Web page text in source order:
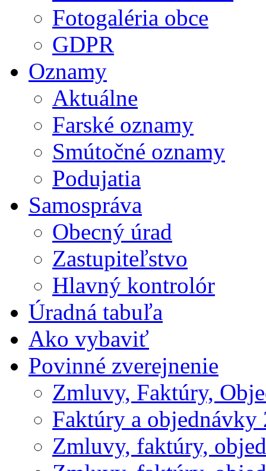
Fotogaléria obce
GDPR
Oznamy
Aktuálne
Farské oznamy
Smútočné oznamy
Podujatia
Samospráva
Obecný úrad
Zastupiteľstvo
Hlavný kontrolór
Úradná tabuľa
Ako vybaviť
Povinné zverejnenie
Zmluvy, Faktúry,
Faktúry a objednávky
Zmluvy, faktúry,